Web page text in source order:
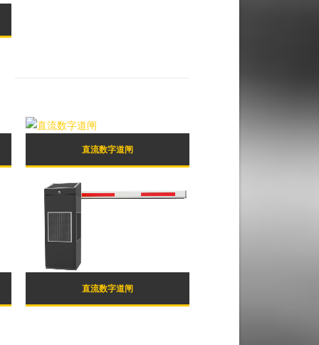
直流数字道闸
直流数字道闸